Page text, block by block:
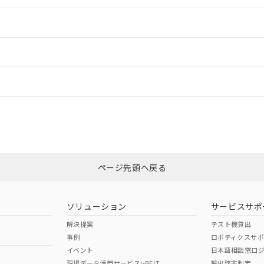
n: 70mm以上
ダウンロードはこちら
（日本
（アメリカ
ページ先頭へ戻る
ソリューション
解決提案
事例
イベント
サービスサポ
テスト機貸出
ロボティクスサ
日本語相談窓口